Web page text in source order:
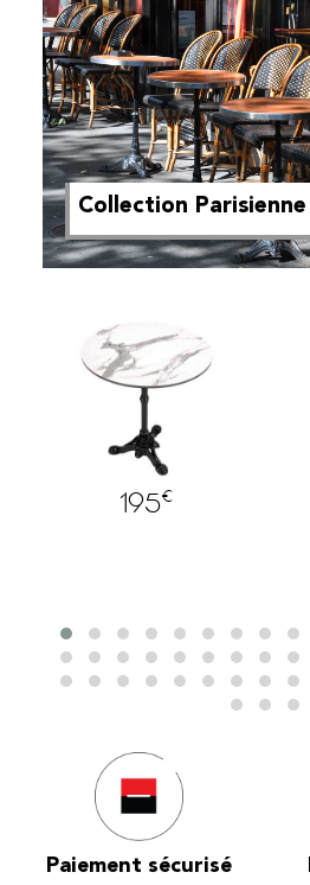
Collection Parisienne
Paiement sécurisé